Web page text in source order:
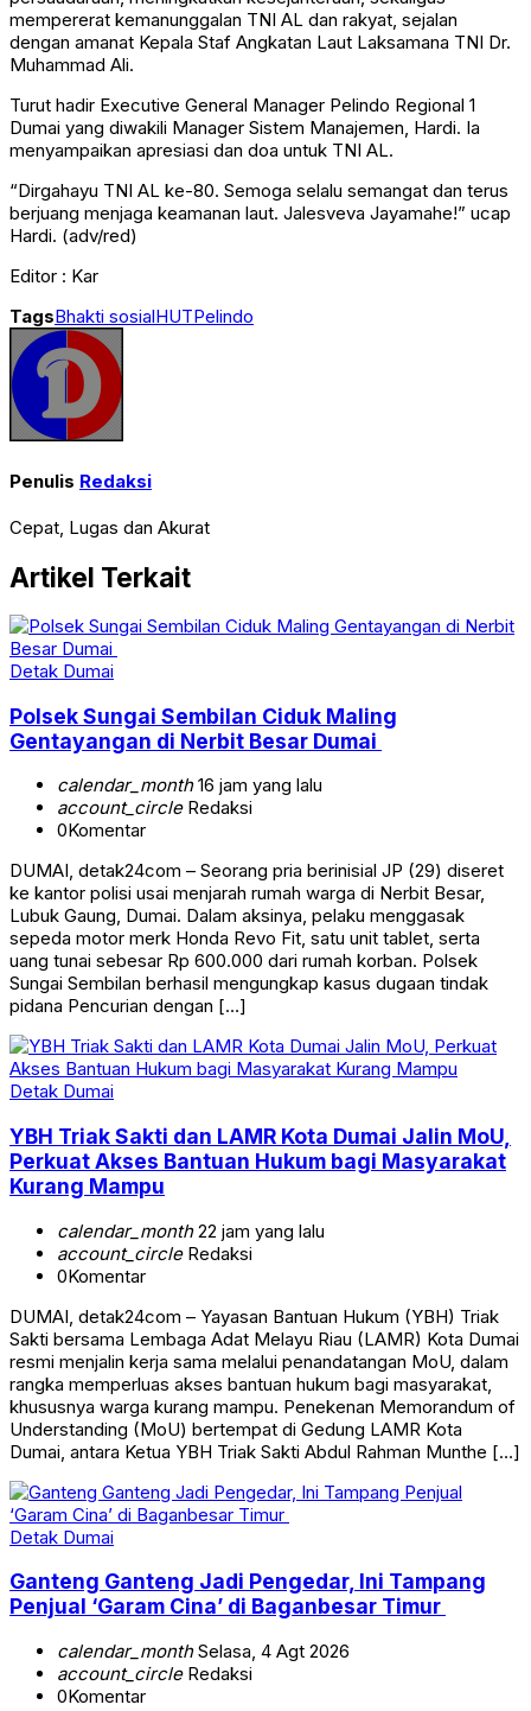
mempererat kemanunggalan TNI AL dan rakyat, sejalan
dengan amanat Kepala Staf Angkatan Laut Laksamana TNI Dr.
Muhammad Ali.
Turut hadir Executive General Manager Pelindo Regional 1
Dumai yang diwakili Manager Sistem Manajemen, Hardi. Ia
menyampaikan apresiasi dan doa untuk TNI AL.
“Dirgahayu TNI AL ke-80. Semoga selalu semangat dan terus
berjuang menjaga keamanan laut. Jalesveva Jayamahe!” ucap
Hardi. (adv/red)
Editor : Kar
TagsBhakti sosialHUTPelindo
Penulis Redaksi
Cepat, Lugas dan Akurat
Artikel Terkait
Detak Dumai
Polsek Sungai Sembilan Ciduk Maling
Gentayangan di Nerbit Besar Dumai
calendar_month16 jam yang lalu
account_circleRedaksi
0Komentar
DUMAI, detak24com – Seorang pria berinisial JP (29) diseret
ke kantor polisi usai menjarah rumah warga di Nerbit Besar,
Lubuk Gaung, Dumai. Dalam aksinya, pelaku menggasak
sepeda motor merk Honda Revo Fit, satu unit tablet, serta
uang tunai sebesar Rp 600.000 dari rumah korban. Polsek
Sungai Sembilan berhasil mengungkap kasus dugaan tindak
pidana Pencurian dengan […]
Detak Dumai
YBH Triak Sakti dan LAMR Kota Dumai Jalin MoU,
Perkuat Akses Bantuan Hukum bagi Masyarakat
Kurang Mampu
calendar_month22 jam yang lalu
account_circleRedaksi
0Komentar
DUMAI, detak24com – Yayasan Bantuan Hukum (YBH) Triak
Sakti bersama Lembaga Adat Melayu Riau (LAMR) Kota Dumai
resmi menjalin kerja sama melalui penandatangan MoU, dalam
rangka memperluas akses bantuan hukum bagi masyarakat,
khususnya warga kurang mampu. Penekenan Memorandum of
Understanding (MoU) bertempat di Gedung LAMR Kota
Dumai, antara Ketua YBH Triak Sakti Abdul Rahman Munthe […]
Detak Dumai
Ganteng Ganteng Jadi Pengedar, Ini Tampang
Penjual ‘Garam Cina’ di Baganbesar Timur
calendar_monthSelasa, 4 Agt 2026
account_circleRedaksi
0Komentar